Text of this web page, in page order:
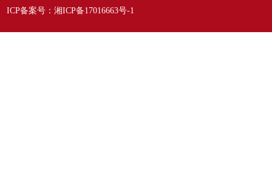
ICP备案号： 湘ICP备17016663号-1